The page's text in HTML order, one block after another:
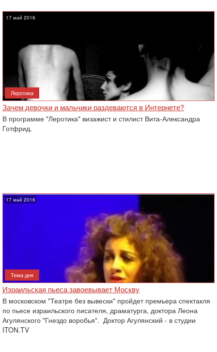
17 май 2016
Леротика
Зачем девочки и мальчики раздеваются в Интернете?
В программе "Леротика" визажист и стилист Вита-Александра
Готфрид.
17 май 2016
Тема дня
Израильская пьеса завоевывает Москву
В московском "Театре без вывески" пройдет премьера спектакля
по пьесе израильского писателя, драматурга, доктора Леона
Агулянского "Гнездо воробья". Доктор Агулянский - в студии
ITON.TV